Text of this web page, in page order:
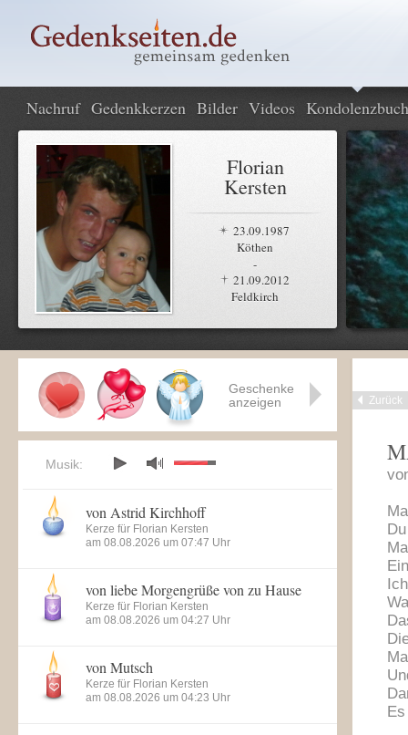
Nachruf Gedenkkerzen Bilder Videos Kondolenzbuch
Florian
Kersten
23.09.1987
Köthen
-
21.09.2012
Feldkirch
Zurück
Geschenke
anzeigen
Musik:
von Astrid Kirchhoff
Kerze für Florian Kersten
am 08.08.2026 um 07:47 Uhr
von liebe Morgengrüße von zu Hause
Kerze für Florian Kersten
am 08.08.2026 um 04:27 Uhr
von Mutsch
Kerze für Florian Kersten
am 08.08.2026 um 04:23 Uhr